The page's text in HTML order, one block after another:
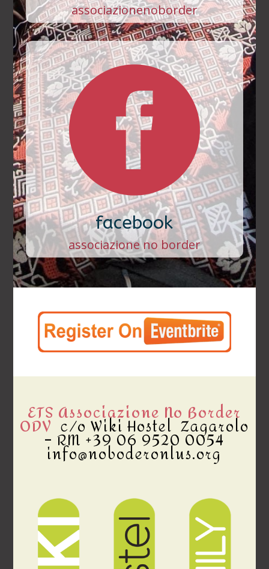
associazionenoborder

facebook
associazione no border
ETS Associazione No Border
ODV c/o Wiki Hostel Zagarolo
– RM +39 06 9520 0054
info@noboderonlus.org